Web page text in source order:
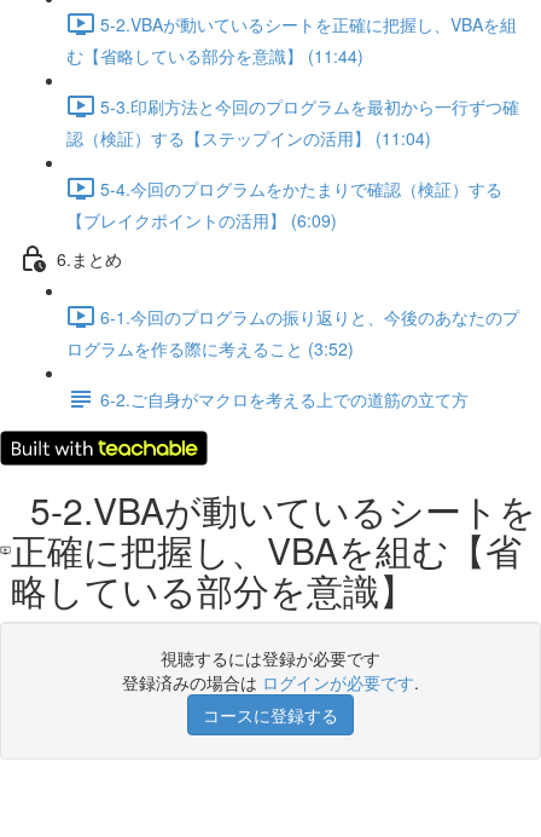
5-2.VBAが動いているシートを正確に把握し、VBAを組
む【省略している部分を意識】 (11:44)
5-3.印刷方法と今回のプログラムを最初から一行ずつ確
認（検証）する【ステップインの活用】 (11:04)
5-4.今回のプログラムをかたまりで確認（検証）する
【ブレイクポイントの活用】 (6:09)
6.まとめ
6-1.今回のプログラムの振り返りと、今後のあなたのプ
ログラムを作る際に考えること (3:52)
6-2.ご自身がマクロを考える上での道筋の立て方
5-2.VBAが動いているシートを
正確に把握し、VBAを組む【省
略している部分を意識】
視聴するには登録が必要です
登録済みの場合は ログインが必要です.
コースに登録する